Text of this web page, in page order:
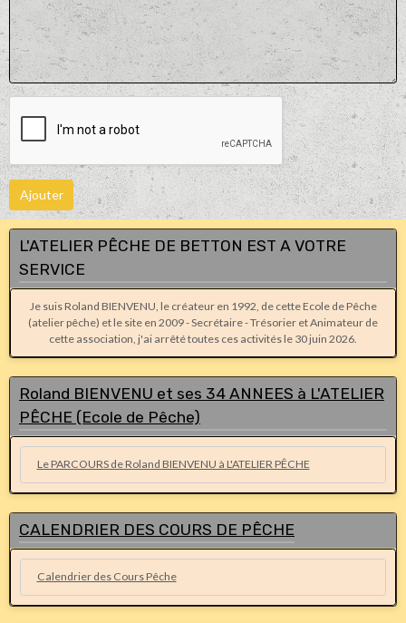
Ajouter
L'ATELIER PÊCHE DE BETTON EST A VOTRE
SERVICE
Je suis Roland BIENVENU, le créateur en 1992, de cette Ecole de Pêche
(atelier pêche) et le site en 2009 - Secrétaire - Trésorier et Animateur de
cette association, j'ai arrêté toutes ces activités le 30 juin 2026.
Roland BIENVENU et ses 34 ANNEES à L'ATELIER
PÊCHE (Ecole de Pêche)
Le PARCOURS de Roland BIENVENU à L'ATELIER PÊCHE
CALENDRIER DES COURS DE PÊCHE
Calendrier des Cours Pêche